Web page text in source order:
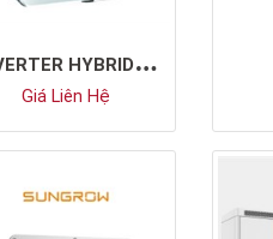
I
NVERTER HYBRID SUNGROW SH5.0RT
Giá Liên Hệ